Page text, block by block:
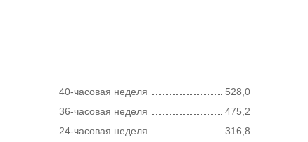
40-часовая неделя
528,0
36-часовая неделя
475,2
24-часовая неделя
316,8